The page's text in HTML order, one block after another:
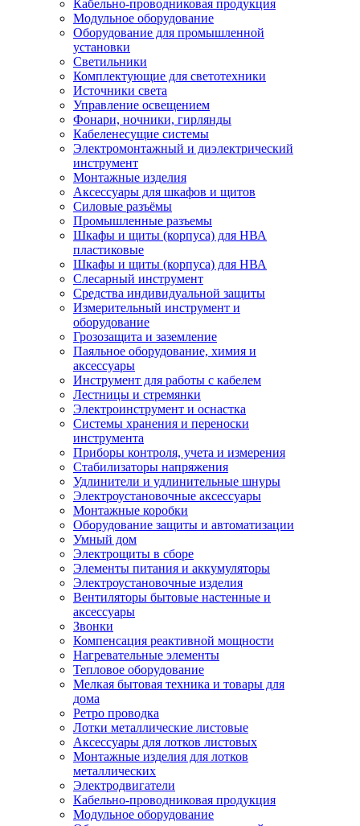
Кабельно-проводниковая продукция
Модульное оборудование
Оборудование для промышленной
установки
Светильники
Комплектующие для светотехники
Источники света
Управление освещением
Фонари, ночники, гирлянды
Кабеленесущие системы
Электромонтажный и диэлектрический
инструмент
Монтажные изделия
Аксессуары для шкафов и щитов
Силовые разъёмы
Промышленные разъемы
Шкафы и щиты (корпуса) для НВА
пластиковые
Шкафы и щиты (корпуса) для НВА
Слесарный инструмент
Средства индивидуальной защиты
Измерительный инструмент и
оборудование
Грозозащита и заземление
Паяльное оборудование, химия и
аксессуары
Инструмент для работы с кабелем
Лестницы и стремянки
Электроинструмент и оснастка
Системы хранения и переноски
инструмента
Приборы контроля, учета и измерения
Стабилизаторы напряжения
Удлинители и удлинительные шнуры
Электроустановочные аксессуары
Монтажные коробки
Оборудование защиты и автоматизации
Умный дом
Электрощиты в сборе
Элементы питания и аккумуляторы
Электроустановочные изделия
Вентиляторы бытовые настенные и
аксессуары
Звонки
Компенсация реактивной мощности
Нагревательные элементы
Тепловое оборудование
Мелкая бытовая техника и товары для
дома
Ретро проводка
Лотки металлические листовые
Аксессуары для лотков листовых
Монтажные изделия для лотков
металлических
Электродвигатели
Кабельно-проводниковая продукция
Модульное оборудование